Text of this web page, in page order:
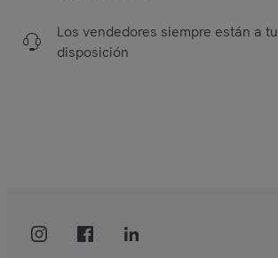
Los vendedores siempre están a tu
disposición